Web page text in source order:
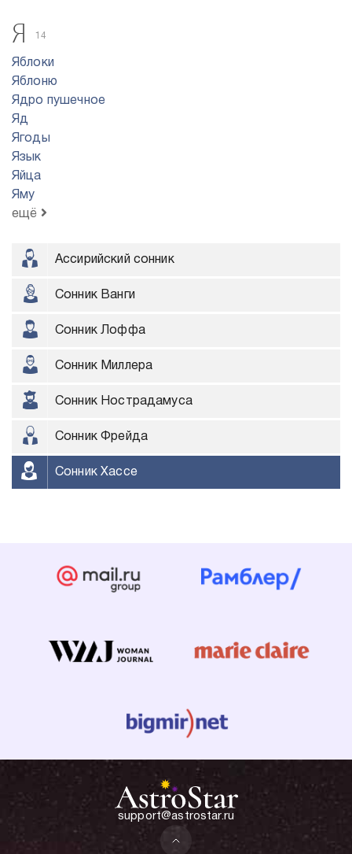
Я 14
Яблоки
Яблоню
Ядро пyшeчнoe
Яд
Ягоды
Язык
Яйца
Яму
ещё
Ассирийский сонник
Сонник Ванги
Сонник Лоффа
Сонник Миллера
Сонник Нострадамуса
Сонник Фрейда
Сонник Хассе
support@astrostar.ru